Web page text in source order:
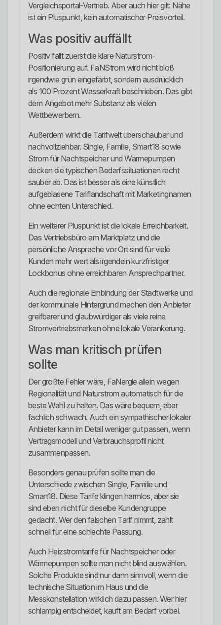
Vergleichsportal-Vertrieb. Aber auch hier gilt: Nähe
ist ein Pluspunkt, kein automatischer Preisvorteil.
Was positiv auffällt
Positiv fällt zuerst die klare Naturstrom-
Positionierung auf. FaNStrom wird nicht bloß
irgendwie grün eingefärbt, sondern ausdrücklich
als 100 Prozent Wasserkraft beschrieben. Das gibt
dem Angebot mehr Substanz als vielen
Wettbewerbern.
Außerdem wirkt die Tarifwelt überschaubar und
nachvollziehbar. Single, Familie, Smart18 sowie
Strom für Nachtspeicher und Wärmepumpen
decken die typischen Bedarfssituationen recht
sauber ab. Das ist besser als eine künstlich
aufgeblasene Tariflandschaft mit Marketingnamen
ohne echten Unterschied.
Ein weiterer Pluspunkt ist die lokale Erreichbarkeit.
Das Vertriebsbüro am Marktplatz und die
persönliche Ansprache vor Ort sind für viele
Kunden mehr wert als irgendein kurzfristiger
Lockbonus ohne erreichbaren Ansprechpartner.
Auch die regionale Einbindung der Stadtwerke und
der kommunale Hintergrund machen den Anbieter
greifbarer und glaubwürdiger als viele reine
Stromvertriebsmarken ohne lokale Verankerung.
Was man kritisch prüfen
sollte
Der größte Fehler wäre, FaNergie allein wegen
Regionalität und Naturstrom automatisch für die
beste Wahl zu halten. Das wäre bequem, aber
fachlich schwach. Auch ein sympathischer lokaler
Anbieter kann im Detail weniger gut passen, wenn
Vertragsmodell und Verbrauchsprofil nicht
zusammenpassen.
Besonders genau prüfen sollte man die
Unterschiede zwischen Single, Familie und
Smart18. Diese Tarife klingen harmlos, aber sie
sind eben nicht für dieselbe Kundengruppe
gedacht. Wer den falschen Tarif nimmt, zahlt
schnell für eine schlechte Passung.
Auch Heizstromtarife für Nachtspeicher oder
Wärmepumpen sollte man nicht blind auswählen.
Solche Produkte sind nur dann sinnvoll, wenn die
technische Situation im Haus und die
Messkonstellation wirklich dazu passen. Wer hier
schlampig entscheidet, kauft am Bedarf vorbei.